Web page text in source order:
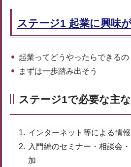
ステージ1 起業に興味
起業ってどうやったらできるの
まずは一歩踏み出そう
ステージ1で必要な主
インターネット等による情
入門編のセミナー・相談会
加